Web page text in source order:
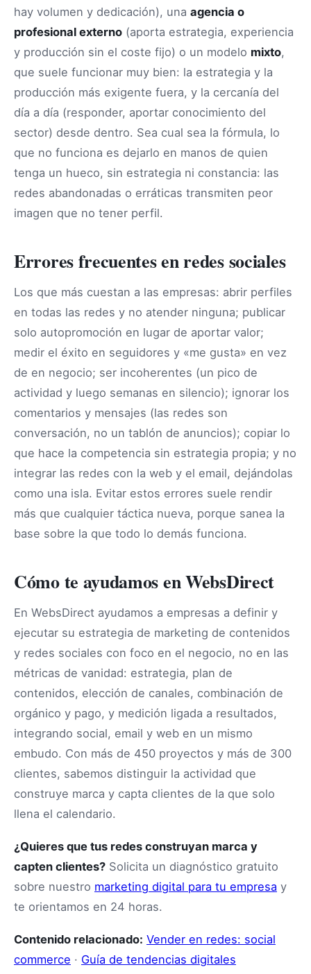
hay volumen y dedicación), una agencia o
profesional externo (aporta estrategia, experiencia
y producción sin el coste fijo) o un modelo mixto,
que suele funcionar muy bien: la estrategia y la
producción más exigente fuera, y la cercanía del
día a día (responder, aportar conocimiento del
sector) desde dentro. Sea cual sea la fórmula, lo
que no funciona es dejarlo en manos de quien
tenga un hueco, sin estrategia ni constancia: las
redes abandonadas o erráticas transmiten peor
imagen que no tener perfil.
Errores frecuentes en redes sociales
Los que más cuestan a las empresas: abrir perfiles
en todas las redes y no atender ninguna; publicar
solo autopromoción en lugar de aportar valor;
medir el éxito en seguidores y «me gusta» en vez
de en negocio; ser incoherentes (un pico de
actividad y luego semanas en silencio); ignorar los
comentarios y mensajes (las redes son
conversación, no un tablón de anuncios); copiar lo
que hace la competencia sin estrategia propia; y no
integrar las redes con la web y el email, dejándolas
como una isla. Evitar estos errores suele rendir
más que cualquier táctica nueva, porque sanea la
base sobre la que todo lo demás funciona.
Cómo te ayudamos en WebsDirect
En WebsDirect ayudamos a empresas a definir y
ejecutar su estrategia de marketing de contenidos
y redes sociales con foco en el negocio, no en las
métricas de vanidad: estrategia, plan de
contenidos, elección de canales, combinación de
orgánico y pago, y medición ligada a resultados,
integrando social, email y web en un mismo
embudo. Con más de 450 proyectos y más de 300
clientes, sabemos distinguir la actividad que
construye marca y capta clientes de la que solo
llena el calendario.
¿Quieres que tus redes construyan marca y
capten clientes? Solicita un diagnóstico gratuito
sobre nuestro marketing digital para tu empresa y
te orientamos en 24 horas.
Contenido relacionado: Vender en redes: social
commerce · Guía de tendencias digitales